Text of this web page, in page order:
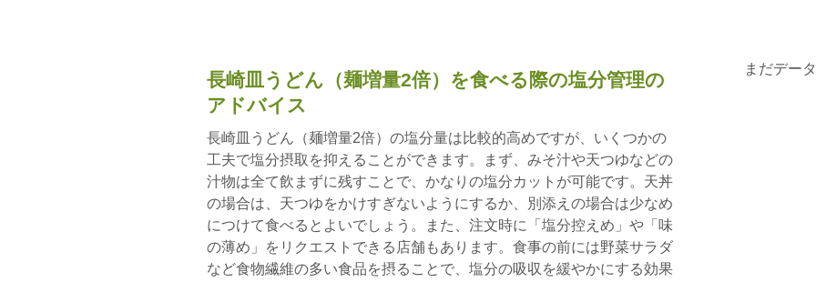
長崎皿うどん（麺増量2倍）を食べる際の塩分管理の
アドバイス
長崎皿うどん（麺増量2倍）の塩分量は比較的高めですが、いくつかの
工夫で塩分摂取を抑えることができます。まず、みそ汁や天つゆなどの
汁物は全て飲まずに残すことで、かなりの塩分カットが可能です。天丼
の場合は、天つゆをかけすぎないようにするか、別添えの場合は少なめ
につけて食べるとよいでしょう。また、注文時に「塩分控えめ」や「味
の薄め」をリクエストできる店舗もあります。食事の前には野菜サラダ
など食物繊維の多い食品を摂ることで、塩分の吸収を緩やかにする効果
まだデー